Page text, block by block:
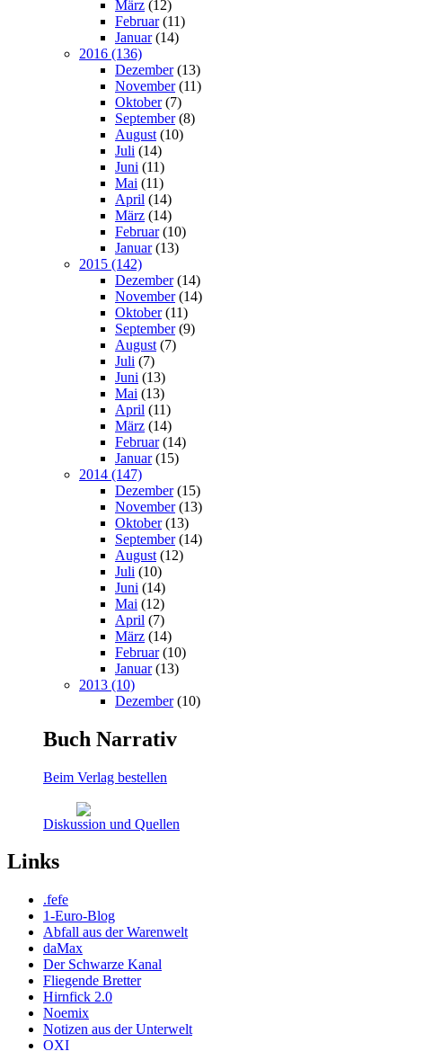
März (12)
Februar(11)
Januar(14)
2016 (136)
Dezember(13)
November(11)
Oktober(7)
September(8)
August (10)
Juli (14)
Juni (11)
Mai (11)
April (14)
März (14)
Februar(10)
Januar(13)
2015 (142)
Dezember(14)
November(14)
Oktober(11)
September(9)
August (7)
Juli (7)
Juni (13)
Mai (13)
April (11)
März (14)
Februar(14)
Januar(15)
2014 (147)
Dezember(15)
November(13)
Oktober(13)
September(14)
August (12)
Juli (10)
Juni (14)
Mai (12)
April (7)
März (14)
Februar(10)
Januar(13)
2013 (10)
Dezember(10)
Buch Narrativ
Beim Verlag bestellen
Diskussion und Quellen
Links
.fefe
1-Euro-Blog
Abfall aus der Warenwelt
daMax
Der Schwarze Kanal
Fliegende Bretter
Hirnfick 2.0
Noemix
Notizen aus der Unterwelt
OXI